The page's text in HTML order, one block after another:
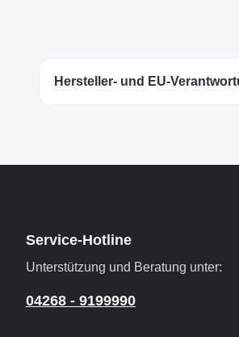
Hersteller- und EU-
Service-Hotline
Unterstützung und Beratung unter:
04268 - 9199990